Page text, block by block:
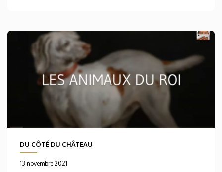
DU CÔTÉ DU CHÂTEAU
13 novembre 2021